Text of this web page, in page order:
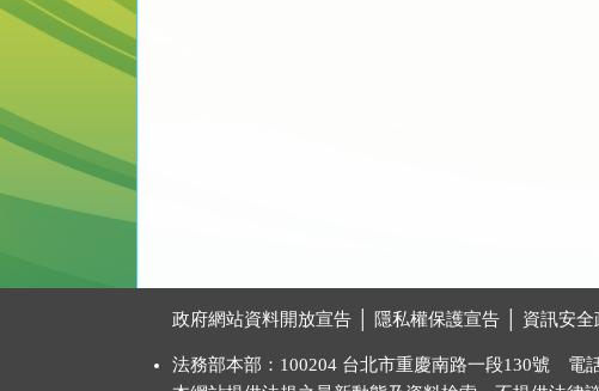
政府網站資料開放宣告 隱私權保護宣告 資訊安全
法務部本部：100204 台北市重慶南路一段130號 電